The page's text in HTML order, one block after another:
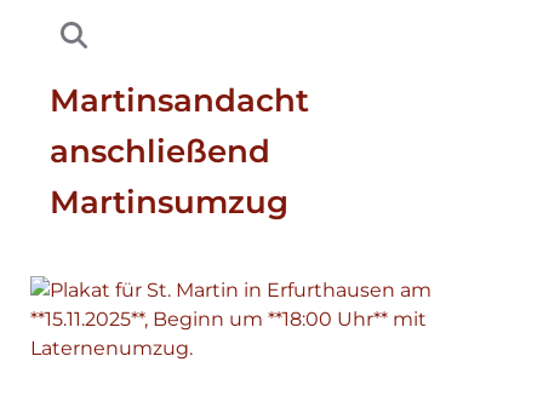
Martinsandacht
anschließend
Martinsumzug